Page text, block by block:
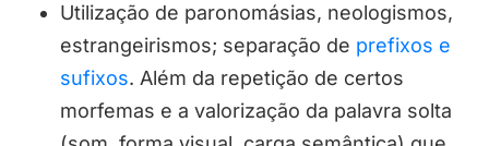
Utilização de paronomásias, neologismos,
estrangeirismos; separação de prefixos e
sufixos. Além da repetição de certos
morfemas e a valorização da palavra solta